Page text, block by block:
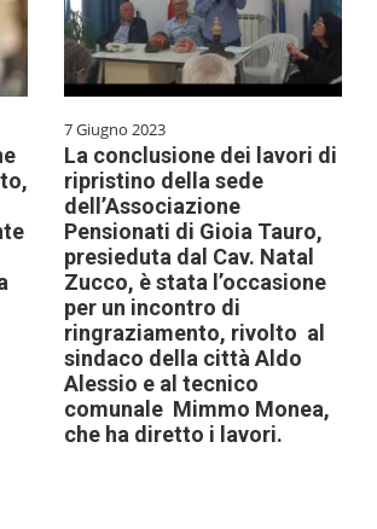
7 Giugno 2023
La conclusione dei lavori di
ripristino della sede
dell’Associazione
Pensionati di Gioia Tauro,
presieduta dal Cav. Natal
Zucco, è stata l’occasione
per un incontro di
ringraziamento, rivolto al
sindaco della città Aldo
Alessio e al tecnico
comunale Mimmo Monea,
che ha diretto i lavori.